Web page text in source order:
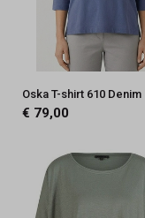
Oska T-shirt 610 Denim
€ 79,00